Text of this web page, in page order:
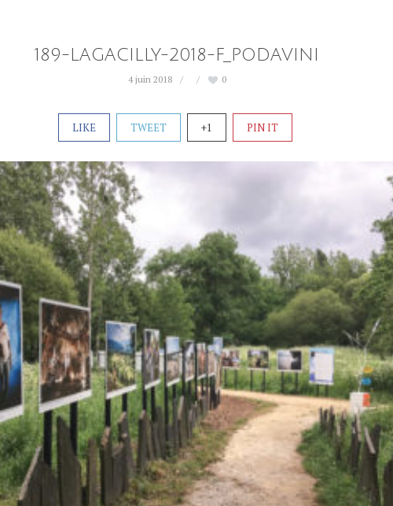
189-LAGACILLY-2018-F_PODAVINI
4 juin 2018 0
LIKE TWEET +1 PIN IT